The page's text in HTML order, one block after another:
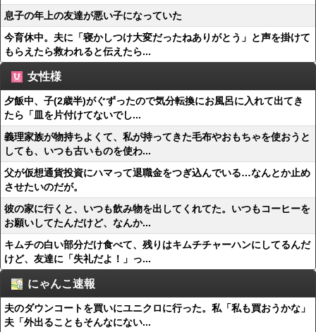
息子の年上の友達が悪い子になっていた
今育休中。夫に「寝かしつけ大変だったねありがとう」と声を掛けて
もらえたら救われると伝えたら...
女性様
夕飯中、子(2歳半)がぐずったので気分転換にお風呂に入れて出てき
たら「皿を片付けてないでし...
義理家族が物持ちよくて、私が持ってきた毛布やおもちゃを使おうと
しても、いつも古いものを使わ...
父が仮想通貨投資にハマって退職金をつぎ込んでいる…なんとか止め
させたいのだが。
彼の家に行くと、いつも飲み物を出してくれてた。いつもコーヒーを
お願いしてたんだけど、なんか...
キムチの白い部分だけ食べて、残りはキムチチャーハンにしてるんだ
けど、友達に「失礼だよ！」っ...
にゃんこ速報
夫のダウンコートを買いにユニクロに行った。私「私も買おうかな」
夫「外出ることもそんなにない...